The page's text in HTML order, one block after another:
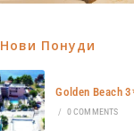
Нови Понуди
Golden Beach
/ 0 COMMENTS